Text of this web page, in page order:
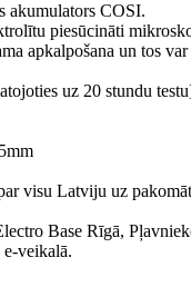
akumulators COSI.
piesūcināti
apkalpošana un tos
uz 20 stundu
visu Latviju uz
Base Rīgā,
e-veikalā.